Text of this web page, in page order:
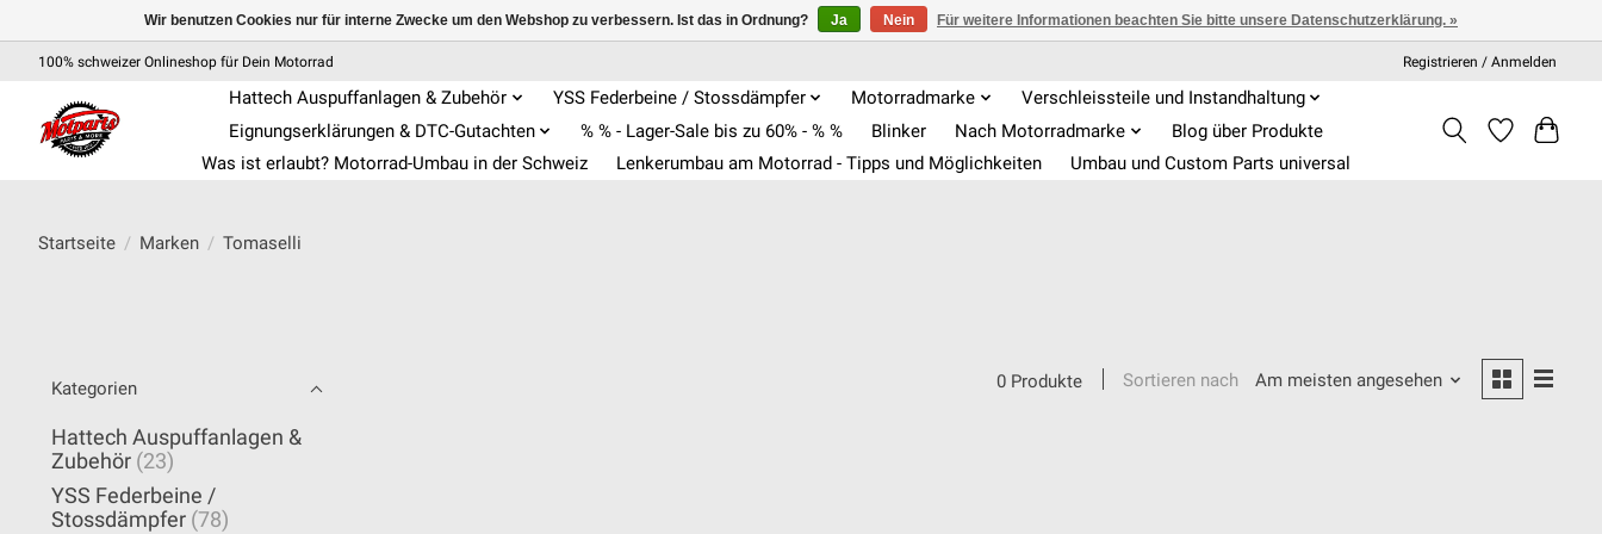
100% schweizer Onlineshop für Dein Motorrad Registrieren / Anmelden
Hattech Auspuffanlagen & Zubehör YSS Federbeine / Stossdämpfer Motorradmarke
Verschleissteile und Instandhaltung
Eignungserklärungen & DTC-Gutachten
% % - Lager-Sale bis zu 60% - % % Blinker Nach Motorradmarke
Blog über Produkte
Was ist erlaubt? Motorrad-Umbau in der Schweiz
Lenkerumbau am Motorrad - Tipps und Möglichkeiten Umbau und Custom Parts universal
Startseite / Marken / Tomaselli
Kategorien
Hattech Auspuffanlagen &
Zubehör (23)
YSS Federbeine /
Stossdämpfer (78)
0 Produkte Sortieren nach Am meisten angesehen
Wir benutzen Cookies nur für interne Zwecke um den Webshop zu verbessern. Ist das in Ordnung? Ja Nein Für weitere Informationen beachten Sie bitte unsere Datenschutzerklärung. »